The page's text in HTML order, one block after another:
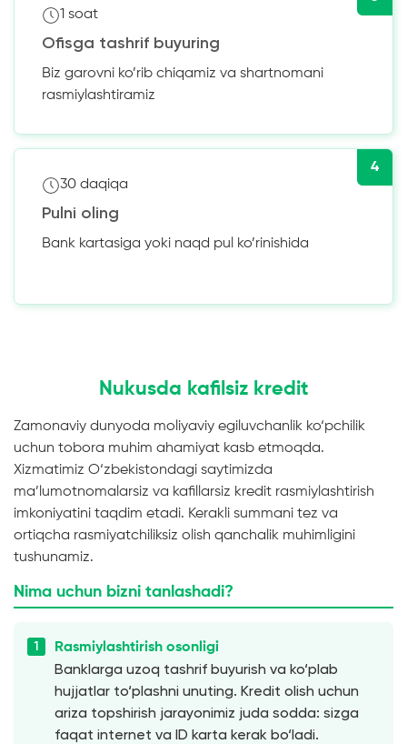
1 soat
Ofisga tashrif buyuring
Biz garovni ko’rib chiqamiz va shartnomani
rasmiylashtiramiz
4
30 daqiqa
Pulni oling
Bank kartasiga yoki naqd pul ko’rinishida
Nukusda kafilsiz kredit
Zamonaviy dunyoda moliyaviy egiluvchanlik ko‘pchilik
uchun tobora muhim ahamiyat kasb etmoqda.
Xizmatimiz O‘zbekistondagi saytimizda
ma’lumotnomalarsiz va kafillarsiz kredit rasmiylashtirish
imkoniyatini taqdim etadi. Kerakli summani tez va
ortiqcha rasmiyatchiliksiz olish qanchalik muhimligini
tushunamiz.
Nima uchun bizni tanlashadi?
Rasmiylashtirish osonligi
Banklarga uzoq tashrif buyurish va ko‘plab
hujjatlar to‘plashni unuting. Kredit olish uchun
ariza topshirish jarayonimiz juda sodda: sizga
faqat internet va ID karta kerak bo‘ladi.